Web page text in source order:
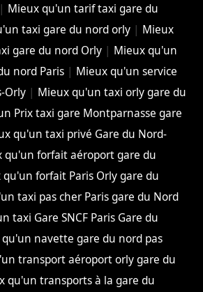
| Mieux qu'un tarif taxi gare du
taxi gare du nord orly| Mieux
gare du nord Orly | Mieux qu'un
nord Paris| Mieux qu'un service
Orly| Mieux qu'un taxi orly gare du
Prix taxi gare Montparnasse gare
qu'un taxi privé Gare du Nord-
qu'un forfait aéroport gare du
qu'un forfait Paris Orly gare du
taxi pas cher Paris gare du Nord
taxi Gare SNCF Paris Gare du
navette gare du nord pas
transport aéroport orly gare du
qu'un transports à la gare du